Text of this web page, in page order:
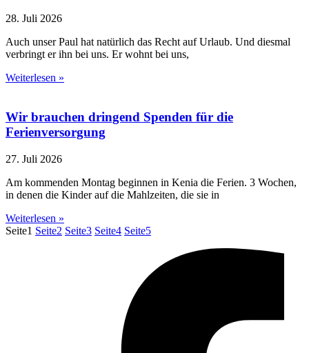
28. Juli 2026
Auch unser Paul hat natürlich das Recht auf Urlaub. Und diesmal
verbringt er ihn bei uns. Er wohnt bei uns,
Weiterlesen »
Wir brauchen dringend Spenden für die
Ferienversorgung
27. Juli 2026
Am kommenden Montag beginnen in Kenia die Ferien. 3 Wochen,
in denen die Kinder auf die Mahlzeiten, die sie in
Weiterlesen »
Seite1 Seite2 Seite3 Seite4 Seite5